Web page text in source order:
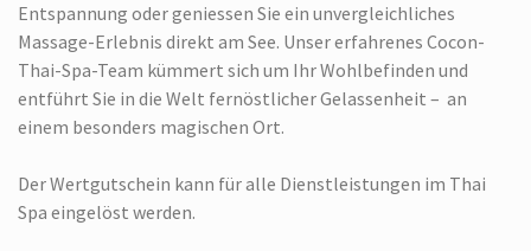
Entspannung oder geniessen Sie ein unvergleichliches
Massage-Erlebnis direkt am See. Unser erfahrenes Cocon-
Thai-Spa-Team kümmert sich um Ihr Wohlbefinden und
entführt Sie in die Welt fernöstlicher Gelassenheit – an
einem besonders magischen Ort.
Der Wertgutschein kann für alle Dienstleistungen im Thai
Spa eingelöst werden.